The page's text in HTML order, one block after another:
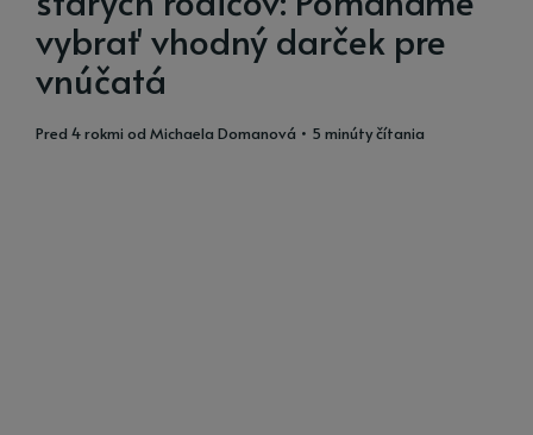
vybrať vhodný darček pre
vnúčatá
pred 4 rokmi od Michaela Domanová • 5 minúty čítania